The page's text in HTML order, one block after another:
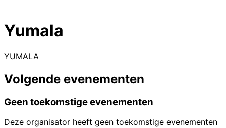
Yumala
YUMALA
Volgende evenementen
Geen toekomstige evenementen
Deze organisator heeft geen toekomstige evenementen